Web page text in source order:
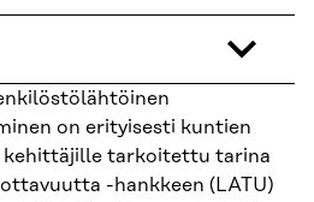
on erityisesti kuntien
kehittäjille tarkoitettu tarina
-hankkeen (LATU)